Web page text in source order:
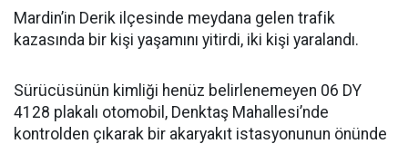
Mardin’in Derik ilçesinde meydana gelen trafik
kazasında bir kişi yaşamını yitirdi, iki kişi yaralandı.
Sürücüsünün kimliği henüz belirlenemeyen 06 DY
4128 plakalı otomobil, Denktaş Mahallesi’nde
kontrolden çıkarak bir akaryakıt istasyonunun önünde